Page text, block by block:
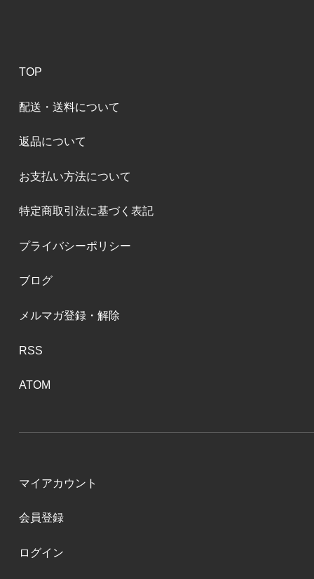
TOP
配送・送料について
返品について
お支払い方法について
特定商取引法に基づく表記
プライバシーポリシー
ブログ
メルマガ登録・解除
RSS
ATOM
マイアカウント
会員登録
ログイン